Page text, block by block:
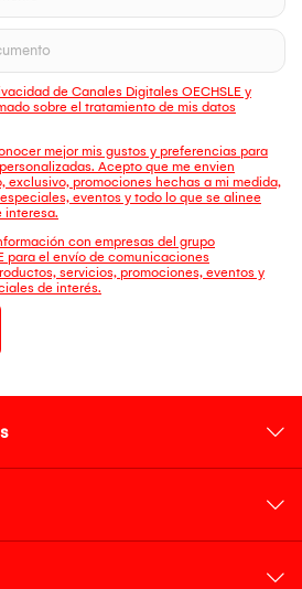
de Canales Digitales OECHSLE y
sobre el tratamiento de mis datos
mejor mis gustos y preferencias para
Acepto que me envien
exclusivo, promociones hechas a mi medida,
eventos y todo lo que se alinee
interesa.
con empresas del grupo
para el envío de comunicaciones
servicios, promociones, eventos y
de interés.